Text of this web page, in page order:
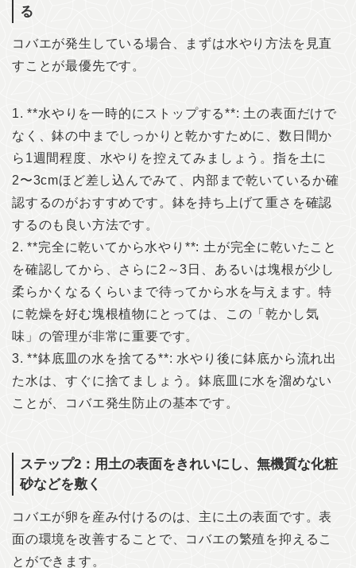
る
コバエが発生している場合、まずは水やり方法を見直
すことが最優先です。
1. **水やりを一時的にストップする**: 土の表面だけで
なく、鉢の中までしっかりと乾かすために、数日間か
ら1週間程度、水やりを控えてみましょう。指を土に
2〜3cmほど差し込んでみて、内部まで乾いているか確
認するのがおすすめです。鉢を持ち上げて重さを確認
するのも良い方法です。
2. **完全に乾いてから水やり**: 土が完全に乾いたこと
を確認してから、さらに2～3日、あるいは塊根が少し
柔らかくなるくらいまで待ってから水を与えます。特
に乾燥を好む塊根植物にとっては、この「乾かし気
味」の管理が非常に重要です。
3. **鉢底皿の水を捨てる**: 水やり後に鉢底から流れ出
た水は、すぐに捨てましょう。鉢底皿に水を溜めない
ことが、コバエ発生防止の基本です。
ステップ2：用土の表面をきれいにし、無機質な化粧
砂などを敷く
コバエが卵を産み付けるのは、主に土の表面です。表
面の環境を改善することで、コバエの繁殖を抑えるこ
とができます。